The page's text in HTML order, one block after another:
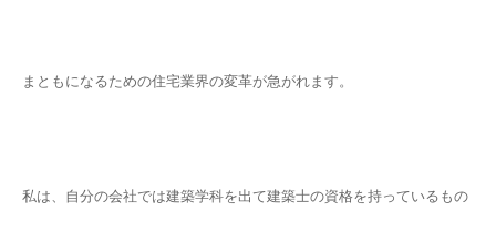
まともになるための住宅業界の変革が急がれます。
私は、自分の会社では建築学科を出て建築士の資格を持っているもの